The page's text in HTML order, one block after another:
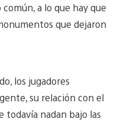
a lo que hay que
que dejaron
los jugadores
su relación con el
todavía nadan bajo las